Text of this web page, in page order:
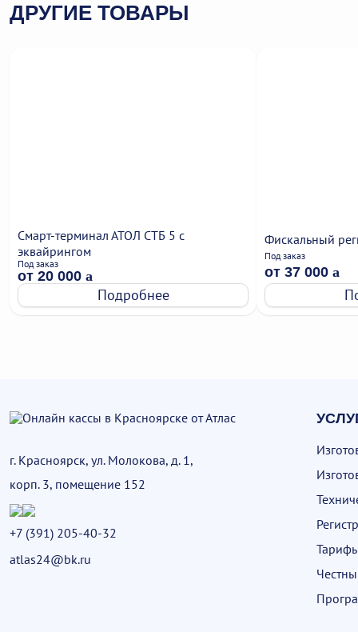
ДРУГИЕ ТОВАРЫ
Смарт-терминал АТОЛ СТБ 5 с
эквайрингом
Под заказ
от 20 000 a
Подробнее
Фискальный
Под заказ
от 37 000 a
г. Красноярск, ул. Молокова, д. 1,
корп. 3, помещение 152
+7 (391) 205-40-32
atlas24@bk.ru